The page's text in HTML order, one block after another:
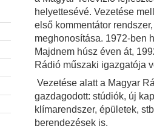
helyettesévé. Vezetése
első kommentátor
meghonosítása. 1972-ben
Majdnem húsz éven át,
Rádió műszaki igazgatója
Vezetése alatt a Magyar
gazdagodott: stúdiók, új
klímarendszer, épületek,
berendezések is.